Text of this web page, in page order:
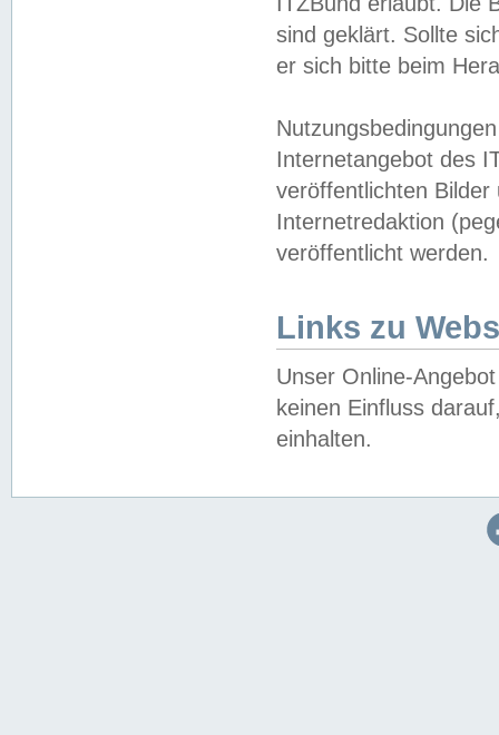
sind geklärt. Sollte
er sich bitte beim
Internetangebot des
veröffentlichten
Internetredaktion
veröffentlicht werden.
Links zu
Unser Online-
keinen Einfluss
einhalten.